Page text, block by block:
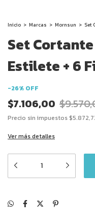
Inicio > Marcas > Mornsun > Set
Set
Estilete + 6
-26% OFF
$7.106,00
Precio sin impuestos
Ver más detalles